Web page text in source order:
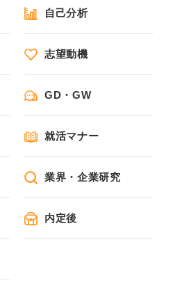
自己分析
志望動機
GD・GW
就活マナー
業界・企業研究
内定後